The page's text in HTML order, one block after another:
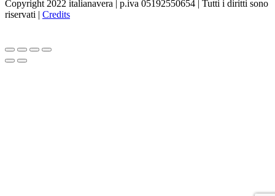
Copyright 2022 italianavera | p.iva 05192550654 | Tutti i diritti sono
riservati | Credits